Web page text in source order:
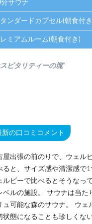
サウナ
ンダードカプセル(朝食付
ミアムルーム(朝食付き)
ピタリティーの塊”
新の口コミコメント
屋出張の前のりで、ウェル
ると、サイズ感や清潔感で
ルビーで比べるとそうなっ
ベルの施設。 サウナは当た
ュ可能な森のサウナ。 ウェ
状態になることも珍しくな